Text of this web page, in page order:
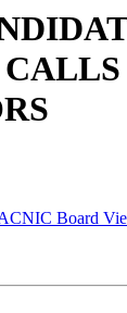
Board